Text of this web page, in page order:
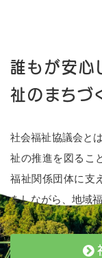
誰もが安心
祉のまちづ
社会福祉協議会と
祉の推進を図るこ
福祉関係団体に支
をしながら、地域